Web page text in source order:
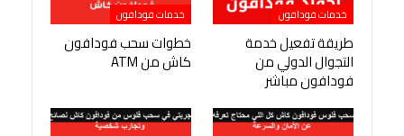
خدمات فودافون
طريقة تفعيل خدمة
التجوال الدولي من
فودافون مباشر
خدمات فودافون
خطوات سحب فودافون
كاش من ATM